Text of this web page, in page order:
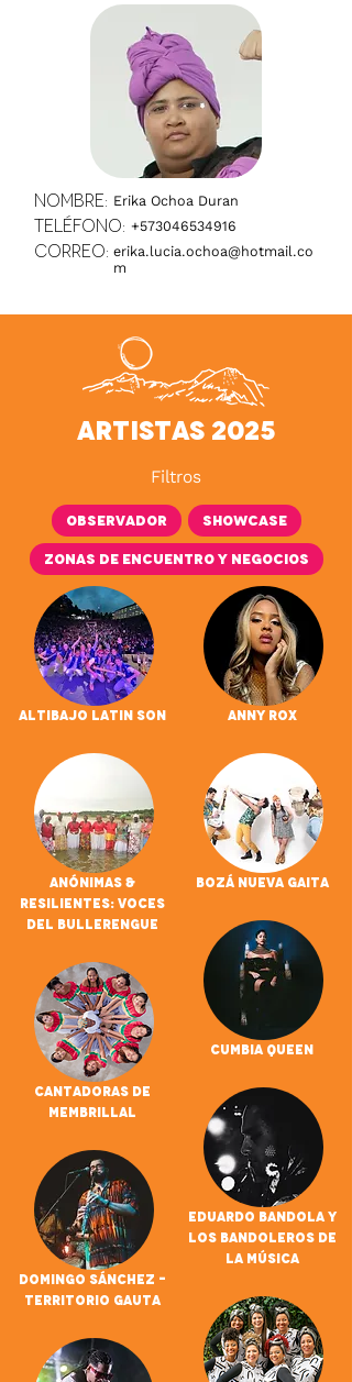
Nombre: Erika Ochoa Duran
Teléfono: +573046534916
Correo: erika.lucia.ochoa@hotmail.co
m
Artistas 2025
Filtros
Observador Showcase
Zonas de encuentro y negocios
Altibajo Latin Son
Anónimas &
Resilientes: Voces
del Bullerengue
Cantadoras De
Membrillal
Domingo Sánchez -
Territorio Gauta
Anny Rox
Bozá Nueva Gaita
Cumbia Queen
Eduardo Bandola Y
Los Bandoleros De
La Música